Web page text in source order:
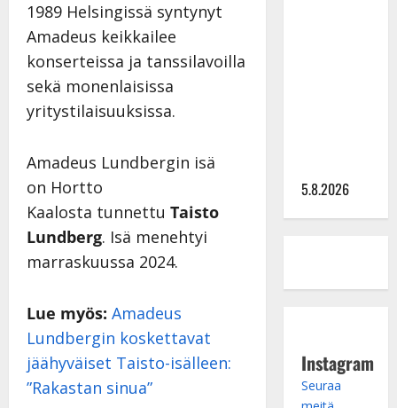
1989 Helsingissä syntynyt
Amadeus keikkailee
konserteissa ja tanssilavoilla
sekä monenlaisissa
yritystilaisuuksissa.
Amadeus Lundbergin isä
on Hortto
Kaalosta tunnettu Taisto
Lundberg. Isä menehtyi
marraskuussa 2024.
Lue myös: Amadeus
Lundbergin koskettavat
jäähyväiset Taisto-isälleen:
”Rakastan sinua”
5.8.2026
Instagram
Seuraa